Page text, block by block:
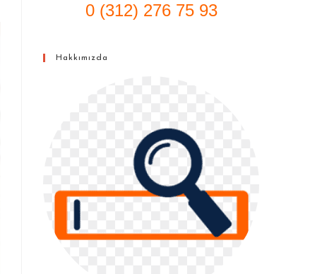
0 (312) 276 75 93
Hakkımızda